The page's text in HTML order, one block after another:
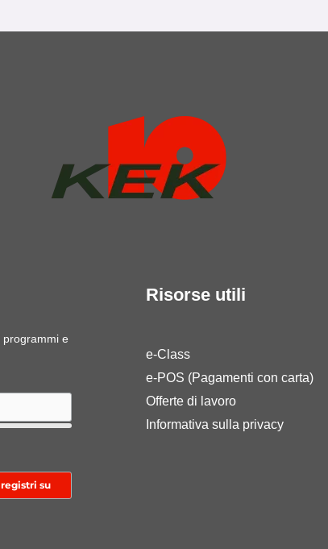
e
Risorse utili
e-Class
e-POS (Pagamenti con carta)
Offerte di lavoro
Informativa sulla privacy